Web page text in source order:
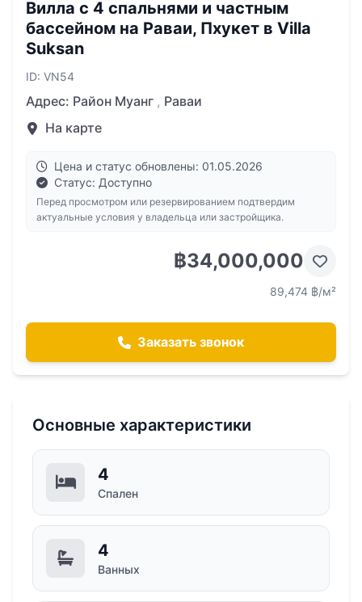
Вилла с 4 спальнями и частным
бассейном на Раваи, Пхукет в Villa
Suksan
ID: VN54
Адрес: Район Муанг , Раваи
На карте
Цена и статус обновлены: 01.05.2026
Статус: Доступно
Перед просмотром или резервированием подтвердим
актуальные условия у владельца или застройщика.
฿34,000,000
89,474 ฿/м²
Заказать звонок
Основные характеристики
4
Спален
4
Ванных